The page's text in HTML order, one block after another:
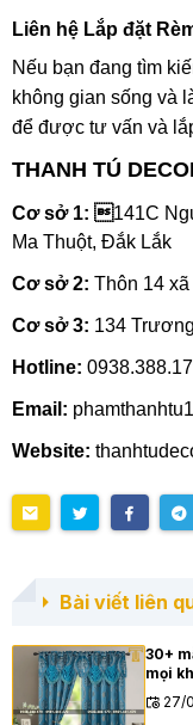
Liên hệ Lắp đặt
Nếu bạn đang tìm
không gian sống và
để được tư vấn và
THANH TÚ
Cơ sở 1: 141C
Ma Thuột, Đắk Lắk
Cơ sở 2: Thôn 14
Cơ sở 3: 134
Hotline:
Email:
Website:
Bài viết liên
30+
mọi
27/